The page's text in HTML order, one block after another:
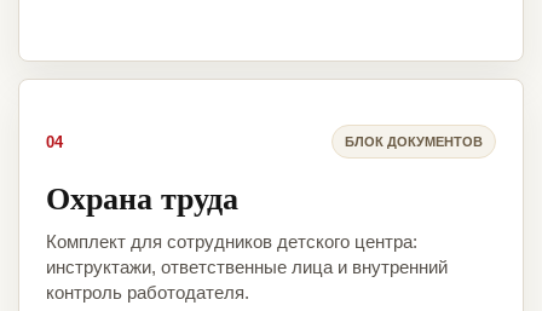
04 БЛОК ДОКУМЕНТОВ
Охрана труда
Комплект для сотрудников детского центра:
инструктажи, ответственные лица и внутренний
контроль работодателя.